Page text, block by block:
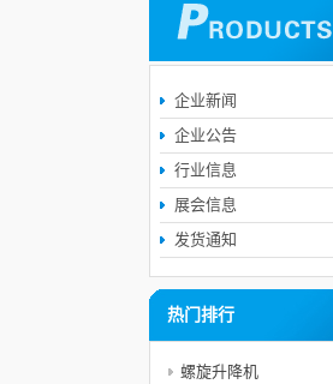
企业新闻
企业公告
行业信息
展会信息
发货通知
热门排行
螺旋升降机